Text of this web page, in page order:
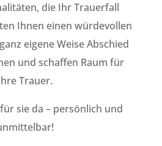
die Ihr Trauerfall
Ihnen einen würdevollen
eigene Weise Abschied
und schaffen Raum für
Trauer.
sie da – persönlich und